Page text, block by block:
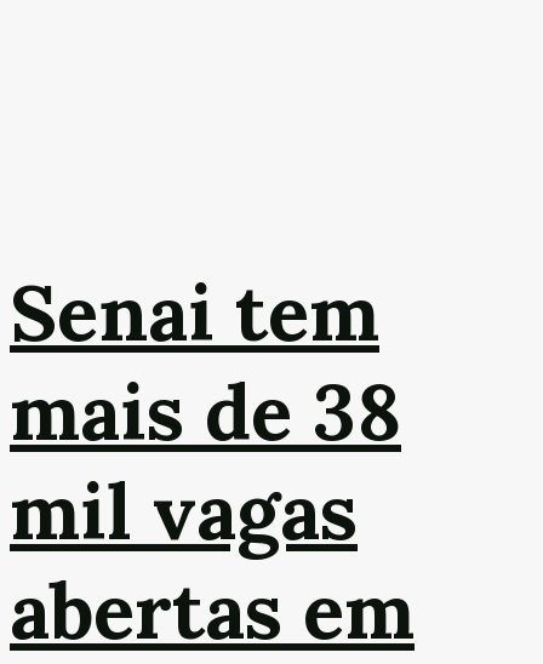
Senai tem
mais de 38
mil vagas
abertas em